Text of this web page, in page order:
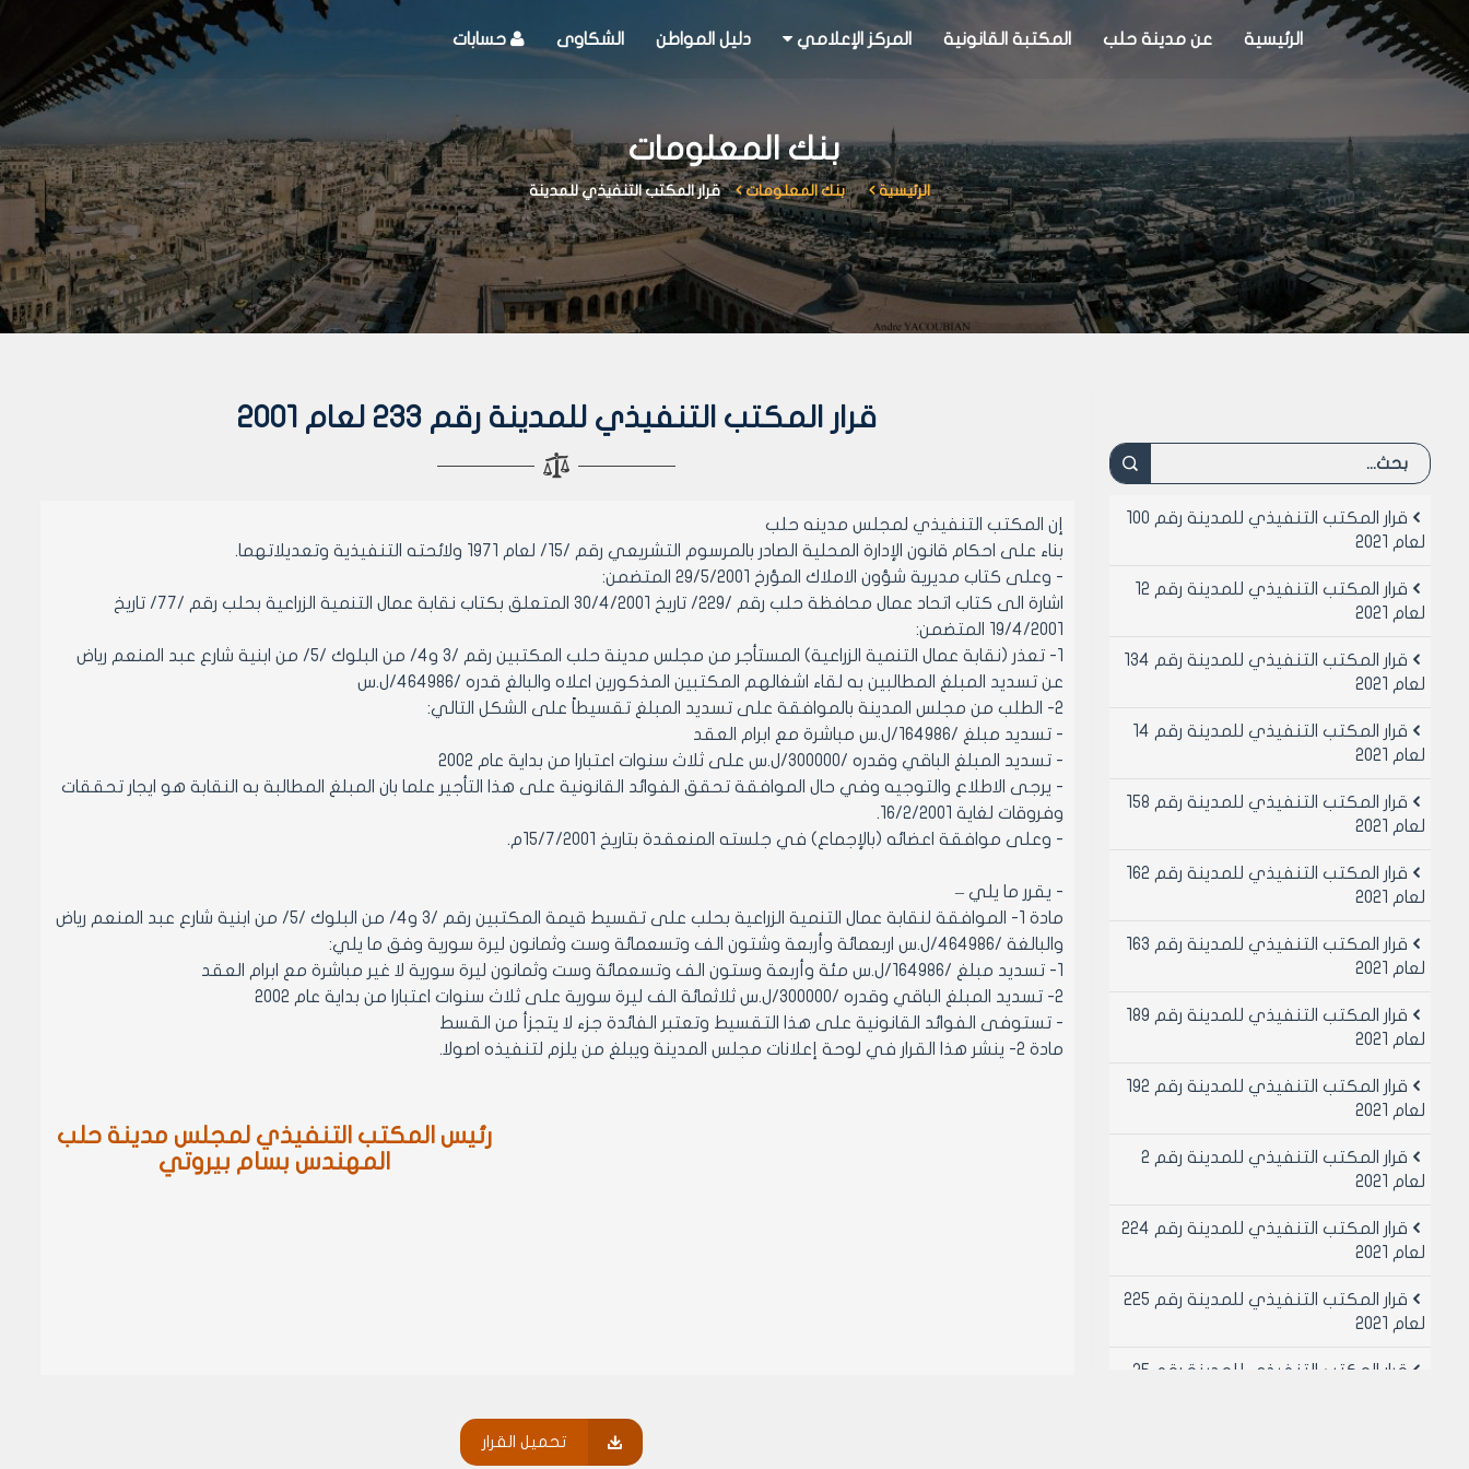
الرئيسية عن مدينة حلب المكتبة القانونية المركز الإعلامي دليل المواطن الشكاوى حسابات
بنك المعلومات
الرئيسية بنك المعلومات قرار المكتب التنفيذي للمدينة
قرار المكتب التنفيذي للمدينة رقم 233 لعام 2001
إن المكتب التنفيذي لمجلس مدينه حلب
بناء على احكام قانون الإدارة المحلية الصادر بالمرسوم التشريعي رقم /15/ لعام 1971 ولائحته التنفيذية وتعديلاتهما.
- وعلى كتاب مديرية شؤون الاملاك المؤرخ 29/5/2001 المتضمن:
اشارة الى كتاب اتحاد عمال محافظة حلب رقم /229/ تاريخ 30/4/2001 المتعلق بكتاب نقابة عمال التنمية الزراعية بحلب رقم /77/ تاريخ
19/4/2001 المتضمن:
1- تعذر (نقابة عمال التنمية الزراعية) المستأجر من مجلس مدينة حلب المكتبين رقم /3 و4/ من البلوك /5/ من ابنية شارع عبد المنعم رياض
عن تسديد المبلغ المطالبين به لقاء اشغالهم المكتبين المذكورين اعلاه والبالغ قدره /464986/ل.س
2- الطلب من مجلس المدينة بالموافقة على تسديد المبلغ تقسيطاً على الشكل التالي:
- تسديد مبلغ /164986/ل.س مباشرة مع ابرام العقد
- تسديد المبلغ الباقي وقدره /300000/ل.س على ثلاث سنوات اعتبارا من بداية عام 2002
- يرجى الاطلاع والتوجيه وفي حال الموافقة تحقق الفوائد القانونية على هذا التأجير علما بان المبلغ المطالبة به النقابة هو ايجار تحققات
وفروقات لغاية 16/2/2001.
- وعلى موافقة اعضائه (بالإجماع) في جلسته المنعقدة بتاريخ 15/7/2001م.
- يقرر ما يلي –
مادة 1- الموافقة لنقابة عمال التنمية الزراعية بحلب على تقسيط قيمة المكتبين رقم /3 و4/ من البلوك /5/ من ابنية شارع عبد المنعم رياض
والبالغة /464986/ل.س اربعمائة وأربعة وشتون الف وتسعمائة وست وثمانون ليرة سورية وفق ما يلي:
1- تسديد مبلغ /164986/ل.س مئة وأربعة وستون الف وتسعمائة وست وثمانون ليرة سورية لا غير مباشرة مع ابرام العقد
2- تسديد المبلغ الباقي وقدره /300000/ل.س ثلاثمائة الف ليرة سورية على ثلاث سنوات اعتبارا من بداية عام 2002
- تستوفى الفوائد القانونية على هذا التقسيط وتعتبر الفائدة جزء لا يتجزأ من القسط
مادة 2- ينشر هذا القرار في لوحة إعلانات مجلس المدينة ويبلغ من يلزم لتنفيذه اصولا.
رئيس المكتب التنفيذي لمجلس مدينة حلب
المهندس بسام بيروتي
تحميل القرار
قرار المكتب التنفيذي للمدينة رقم 100
لعام 2021
قرار المكتب التنفيذي للمدينة رقم 12
لعام 2021
قرار المكتب التنفيذي للمدينة رقم 134
لعام 2021
قرار المكتب التنفيذي للمدينة رقم 14
لعام 2021
قرار المكتب التنفيذي للمدينة رقم 158
لعام 2021
قرار المكتب التنفيذي للمدينة رقم 162
لعام 2021
قرار المكتب التنفيذي للمدينة رقم 163
لعام 2021
قرار المكتب التنفيذي للمدينة رقم 189
لعام 2021
قرار المكتب التنفيذي للمدينة رقم 192
لعام 2021
قرار المكتب التنفيذي للمدينة رقم 2
لعام 2021
قرار المكتب التنفيذي للمدينة رقم 224
لعام 2021
قرار المكتب التنفيذي للمدينة رقم 225
لعام 2021
قرار المكتب التنفيذي للمدينة رقم 25